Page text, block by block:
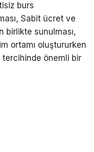
burs
Sabit ücret ve
birlikte sunulması,
ortamı oluştururken
tercihinde önemli bir